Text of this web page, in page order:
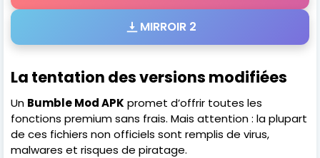
MIRROIR 2
La tentation des versions modifiées
Un Bumble Mod APK promet d’offrir toutes les
fonctions premium sans frais. Mais attention : la plupart
de ces fichiers non officiels sont remplis de virus,
malwares et risques de piratage.